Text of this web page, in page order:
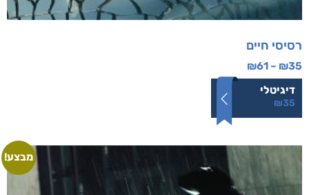
רסיסי חיים
₪35
–
₪61
דיגיטלי
₪35
מבצע!